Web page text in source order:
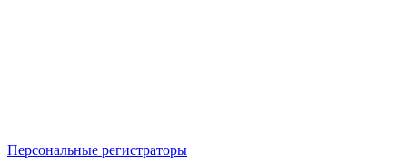
Персональные регистраторы